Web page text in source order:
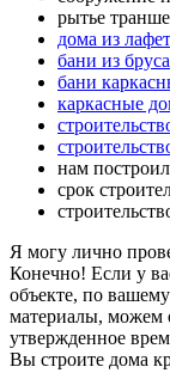
рытье
дома из
бани из бруса
бани
каркасные
нам
срок
Я могу лично
Конечно! Если у
объекте, по
материалы, можем
утвержденное
Вы строите дома